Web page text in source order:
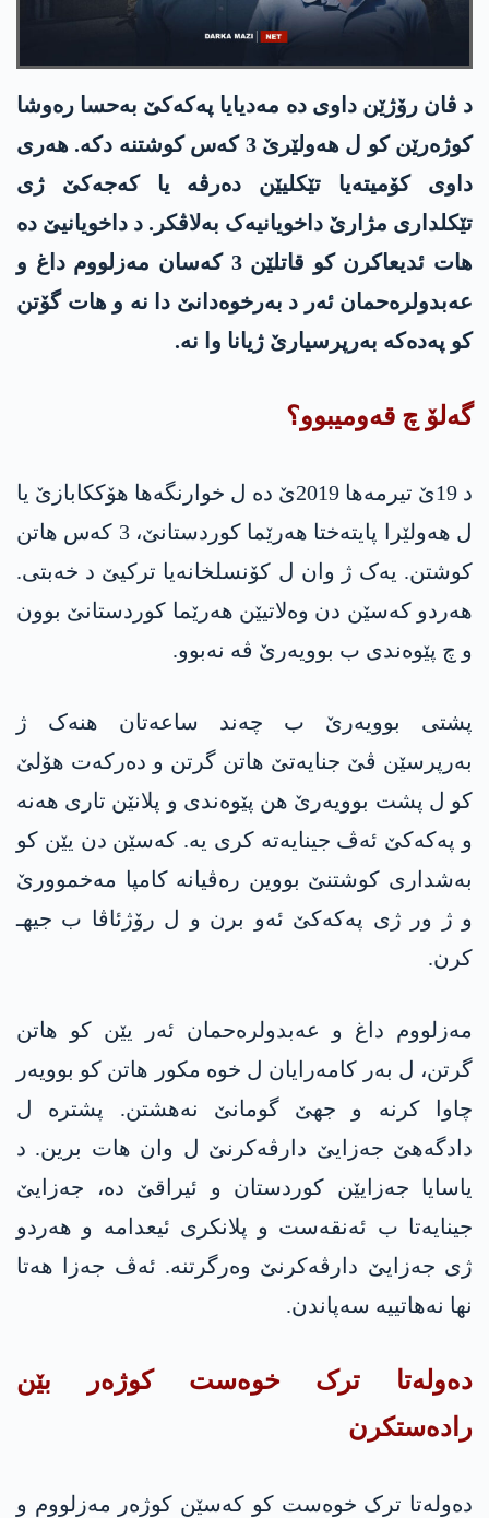
د ڤان رۆژێن داوی دە مەدیایا په‌كه‌كێ بەحسا رەوشا
کوژەرێن کو ل هەولێرێ 3 کەس کوشتنە دکە. هەری
داوی کۆمیتەیا تێکلیێن دەرڤە یا كه‌جه‌كێ ژی
تێکلداری مژارێ داخویانیەک بەلاڤکر. د داخویانیێ دە
هات ئدیعاکرن کو قاتلێن 3 کەسان مه‌زلووم داغ و
عه‌بدولره‌حمان ئەر د بەرخوەدانێ دا نە و هات گۆتن
کو په‌ده‌كه‌ بەرپرسیارێ ژیانا وا نە.
گەلۆ چ قەومیبوو؟
د 19ێ تیرمەها 2019ێ دە ل خوارنگەها هۆککابازێ یا
ل هەولێرا پایتەختا هەرێما کوردستانێ، 3 کەس هاتن
کوشتن. یەک ژ وان ل کۆنسلخانەیا ترکیێ د خەبتی.
هەردو کەسێن دن وەلاتیێن هەرێما کوردستانێ بوون
و چ پێوەندی ب بوویەرێ ڤه‌ نەبوو.
پشتی بوویەرێ ب چەند ساعەتان هنەک ژ
بەرپرسێن ڤێ جنایەتێ هاتن گرتن و دەرکەت هۆلێ
کو ل پشت بوویەرێ هن پێوەندی و پلانێن تاری هەنه‌
و په‌كه‌كێ ئەڤ جینایەتە کری یە. کەسێن دن یێن کو
بەشداری کوشتنێ بووین رەڤیانه‌ کامپا مەخموورێ
و ژ ور ژی په‌كه‌كێ ئەو برن و ل رۆژئاڤا ب جیهـ
کرن.
مه‌زلووم داغ و عه‌بدولره‌حمان ئەر یێن کو هاتن
گرتن، ل بەر کامەرایان ل خوە مکور هاتن کو بوویەر
چاوا کرنە و جهێ گومانێ نەهشتن. پشترە ل
دادگەهێ جەزایێ دارڤەکرنێ ل وان هات برین. د
یاسایا جەزایێن کوردستان و ئیراقێ دە، جەزایێ
جینایەتا ب ئه‌نقه‌ست و پلانکری ئیعدامە و هەردو
ژی جەزایێ دارڤەکرنێ وەرگرتنە. ئەڤ جەزا هەتا
نها نەهاتییە سەپاندن.
دەولەتا ترک خوەست کوژەر بێن
رادەستکرن
دەولەتا ترک خوەست کو کەسێن کوژەر مه‌زلووم و